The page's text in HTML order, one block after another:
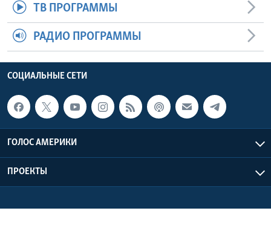
ТВ ПРОГРАММЫ
РАДИО ПРОГРАММЫ
СОЦИАЛЬНЫЕ СЕТИ
ГОЛОС АМЕРИКИ
ПРОЕКТЫ